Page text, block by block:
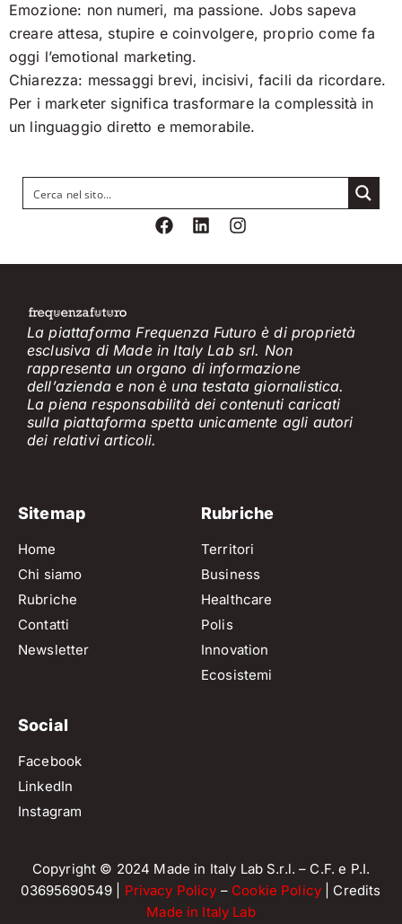
Emozione: non numeri, ma passione. Jobs sapeva
creare attesa, stupire e coinvolgere, proprio come fa
oggi l’emotional marketing.
Chiarezza: messaggi brevi, incisivi, facili da ricordare.
Per i marketer significa trasformare la complessità in
un linguaggio diretto e memorabile.
La piattaforma Frequenza Futuro è di proprietà
esclusiva di Made in Italy Lab srl. Non
rappresenta un organo di informazione
dell’azienda e non è una testata giornalistica.
La piena responsabilità dei contenuti caricati
sulla piattaforma spetta unicamente agli autori
dei relativiarticoli.
Sitemap
Home
Chi siamo
Rubriche
Contatti
Newsletter
Rubriche
Territori
Business
Healthcare
Polis
Innovation
Ecosistemi
Social
Facebook
LinkedIn
Instagram
Copyright © 2024 Made in Italy Lab S.r.l. – C.F. e P.I.
03695690549 | Privacy Policy – Cookie Policy | Credits
Made in Italy Lab